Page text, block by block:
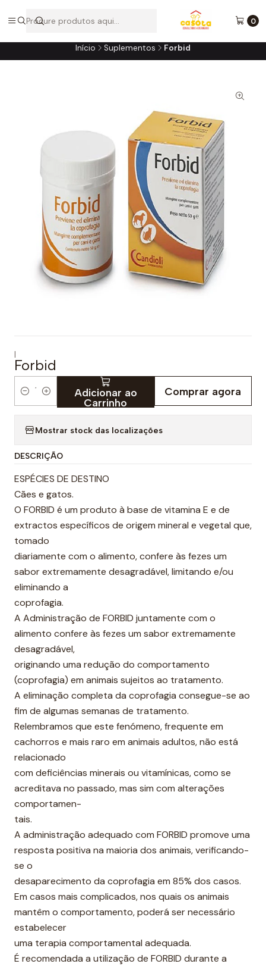
0
A loja online do consultório do seu melhor amigo!
Início Suplementos Forbid
|
Forbid
t
i
d
a
d
e
Adicionar ao
Carrinho
Comprar agora
Mostrar stock das localizações
DESCRIÇÃO
ESPÉCIES DE DESTINO
Cães e gatos.
O FORBID é um produto à base de vitamina E e de
extractos específicos de origem mineral e vegetal que,
tomado
diariamente com o alimento, confere às fezes um
sabor extremamente desagradável, limitando e/ou
eliminando a
coprofagia.
A Administração de FORBID juntamente com o
alimento confere às fezes um sabor extremamente
desagradável,
originando uma redução do comportamento
(coprofagia) em animais sujeitos ao tratamento.
A eliminação completa da coprofagia consegue-se ao
fim de algumas semanas de tratamento.
Relembramos que este fenómeno, frequente em
cachorros e mais raro em animais adultos, não está
relacionado
com deficiências minerais ou vitamínicas, como se
acreditava no passado, mas sim com alterações
comportamen-
tais.
A administração adequado com FORBID promove uma
resposta positiva na maioria dos animais, verificando-
se o
desaparecimento da coprofagia em 85% dos casos.
Em casos mais complicados, nos quais os animais
mantêm o comportamento, poderá ser necessário
estabelecer
uma terapia comportamental adequada.
É recomendada a utilização de FORBID durante a